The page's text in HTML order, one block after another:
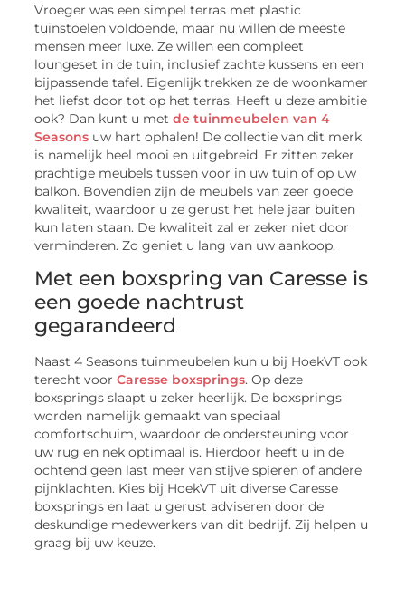
Vroeger was een simpel terras met plastic
tuinstoelen voldoende, maar nu willen de meeste
mensen meer luxe. Ze willen een compleet
loungeset in de tuin, inclusief zachte kussens en een
bijpassende tafel. Eigenlijk trekken ze de woonkamer
het liefst door tot op het terras. Heeft u deze ambitie
ook? Dan kunt u metde tuinmeubelen van 4
Seasons uw hart ophalen! De collectie van dit merk
is namelijk heel mooi en uitgebreid. Er zitten zeker
prachtige meubels tussen voor in uw tuin of op uw
balkon. Bovendien zijn de meubels van zeer goede
kwaliteit, waardoor u ze gerust het hele jaar buiten
kun laten staan. De kwaliteit zal er zeker niet door
verminderen. Zo geniet u lang van uw aankoop.
Met een boxspring van Caresse is
een goede nachtrust
gegarandeerd
Naast 4 Seasons tuinmeubelen kun u bij HoekVT ook
terecht voorCaresse boxsprings. Op deze
boxsprings slaapt u zeker heerlijk. De boxsprings
worden namelijk gemaakt van speciaal
comfortschuim, waardoor de ondersteuning voor
uw rug en nek optimaal is. Hierdoor heeft u in de
ochtend geen last meer van stijve spieren of andere
pijnklachten. Kies bij HoekVT uit diverse Caresse
boxsprings en laat u gerust adviseren door de
deskundige medewerkers van dit bedrijf. Zij helpen u
graag bij uw keuze.